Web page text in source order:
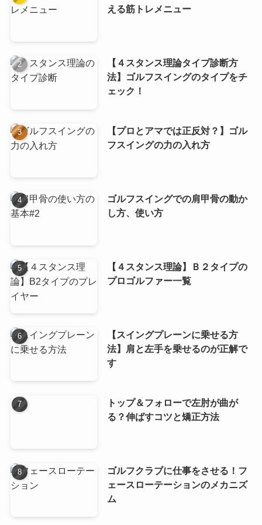
える筋トレメニュー
【４スタンス理論タイプ診断方
法】ゴルフスイングのタイプをチ
ェック！
【プロとアマでは正反対？】ゴル
フスイングの力の入れ方
ゴルフスイングでの肩甲骨の動か
し方、使い方
【４スタンス理論】Ｂ２タイプの
プロゴルファー一覧
【スイングプレーンに乗せる方
法】肩と左手を乗せるのが正解で
す
トップ＆フォローで左肘が曲が
る？伸ばすコツと矯正方法
ゴルフクラブに仕事をさせる！フ
ェースローテーションのメカニズ
ム